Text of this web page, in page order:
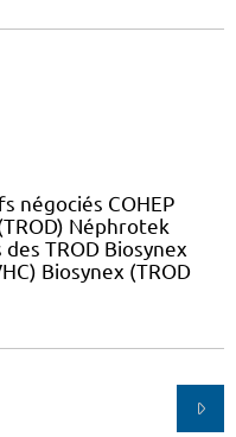
négociés COHEP
Néphrotek
TROD Biosynex
Biosynex (TROD